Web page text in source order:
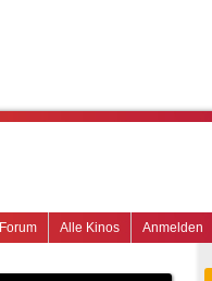
Anmelden
Alle Kinos
Forum